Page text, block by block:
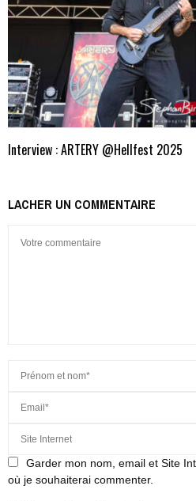
Interview : ARTERY @Hellfest 2025
LACHER UN COMMENTAIRE
Garder mon nom, email et Site
où je souhaiterai commenter.